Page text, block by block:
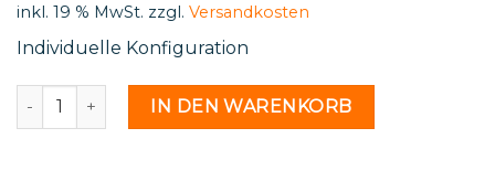
inkl. 19 % MwSt. zzgl. Versandkosten
Individuelle Konfiguration
Mar 20 21 - 2211933 MengeIN DEN WARENKORB